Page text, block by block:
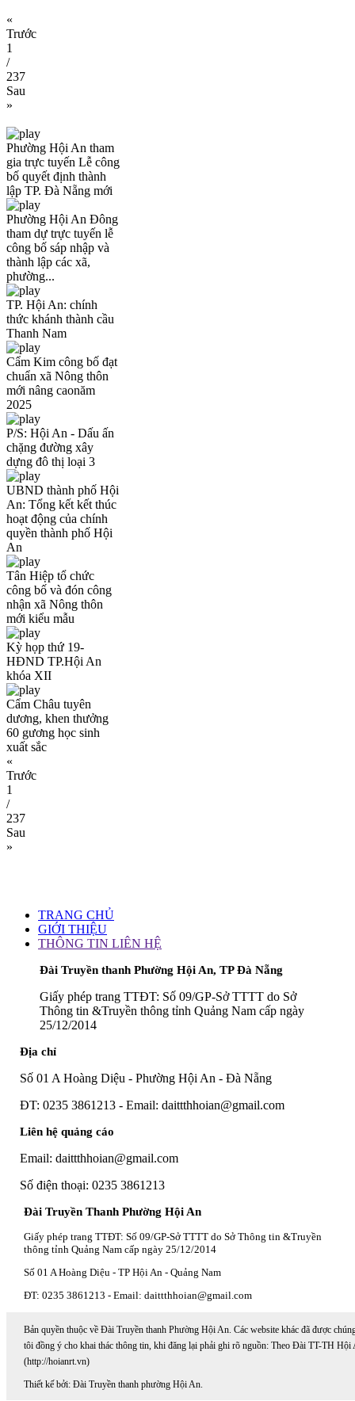
«
Trước
1
/
237
Sau
»
Phường Hội An tham
gia trực tuyến Lễ công
bố quyết định thành
lập TP. Đà Nẵng mới
Phường Hội An Đông
tham dự trực tuyến lễ
công bố sáp nhập và
thành lập các xã,
phường...
TP. Hội An: chính
thức khánh thành cầu
Thanh Nam
Cẩm Kim công bố đạt
chuẩn xã Nông thôn
mới nâng caonăm
2025
P/S: Hội An - Dấu ấn
chặng đường xây
dựng đô thị loại 3
UBND thành phố Hội
An: Tổng kết kết thúc
hoạt động của chính
quyền thành phố Hội
An
Tân Hiệp tổ chức
công bố và đón công
nhận xã Nông thôn
mới kiểu mẫu
Kỳ họp thứ 19-
HĐND TP.Hội An
khóa XII
Cẩm Châu tuyên
dương, khen thưởng
60 gương học sinh
xuất sắc
«
Trước
1
/
237
Sau
»
TRANG CHỦ
GIỚI THIỆU
THÔNG TIN LIÊN HỆ
Đài Truyền thanh Phường Hội An, TP Đà Nẵng
Giấy phép trang TTĐT: Số 09/GP-Sở TTTT do Sở
Thông tin &Truyền thông tỉnh Quảng Nam cấp ngày
25/12/2014
Địa chỉ
Số 01 A Hoàng Diệu - Phường Hội An - Đà Nẵng
ĐT: 0235 3861213 - Email: daittthhoian@gmail.com
Liên hệ quảng cáo
Email: daittthhoian@gmail.com
Số điện thoại: 0235 3861213
Đài Truyền Thanh Phường Hội An
Giấy phép trang TTĐT: Số 09/GP-Sở TTTT do Sở Thông tin &Truyền
thông tỉnh Quảng Nam cấp ngày 25/12/2014
Số 01 A Hoàng Diệu - TP Hội An - Quảng Nam
ĐT: 0235 3861213 - Email: daittthhoian@gmail.com
Bản quyền thuộc về Đài Truyền thanh Phường Hội An. Các website khác đã được
tôi đồng ý cho khai thác thông tin, khi đăng lại phải ghi rõ nguồn: Theo Đài TT-TH Hội
(http://hoianrt.vn)
Thiết kế bởi: Đài Truyền thanh phường Hội An.